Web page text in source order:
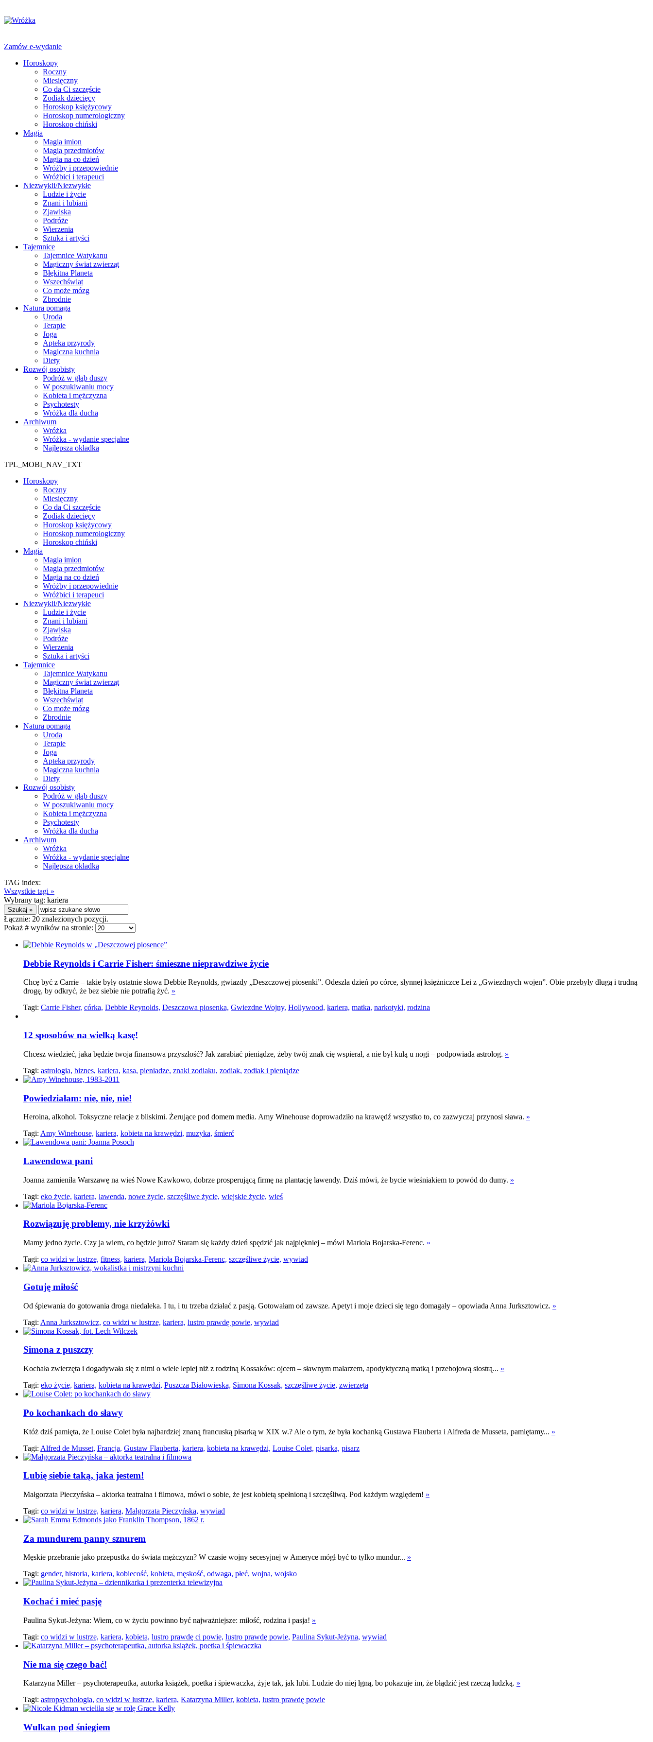
Zamów e-wydanie
Horoskopy
Roczny
Miesięczny
Co da Ci szczęście
Zodiak dziecięcy
Horoskop księżycowy
Horoskop numerologiczny
Horoskop chiński
Magia
Magia imion
Magia przedmiotów
Magia na co dzień
Wróżby i przepowiednie
Wróżbici i terapeuci
Niezwykli/Niezwykłe
Ludzie i życie
Znani i lubiani
Zjawiska
Podróże
Wierzenia
Sztuka i artyści
Tajemnice
Tajemnice Watykanu
Magiczny świat zwierząt
Błękitna Planeta
Wszechświat
Co może mózg
Zbrodnie
Natura pomaga
Uroda
Terapie
Joga
Apteka przyrody
Magiczna kuchnia
Diety
Rozwój osobisty
Podróż w głąb duszy
W poszukiwaniu mocy
Kobieta i mężczyzna
Psychotesty
Wróżka dla ducha
Archiwum
Wróżka
Wróżka - wydanie specjalne
Najlepsza okładka
TPL_MOBI_NAV_TXT
Horoskopy
Roczny
Miesięczny
Co da Ci szczęście
Zodiak dziecięcy
Horoskop księżycowy
Horoskop numerologiczny
Horoskop chiński
Magia
Magia imion
Magia przedmiotów
Magia na co dzień
Wróżby i przepowiednie
Wróżbici i terapeuci
Niezwykli/Niezwykłe
Ludzie i życie
Znani i lubiani
Zjawiska
Podróże
Wierzenia
Sztuka i artyści
Tajemnice
Tajemnice Watykanu
Magiczny świat zwierząt
Błękitna Planeta
Wszechświat
Co może mózg
Zbrodnie
Natura pomaga
Uroda
Terapie
Joga
Apteka przyrody
Magiczna kuchnia
Diety
Rozwój osobisty
Podróż w głąb duszy
W poszukiwaniu mocy
Kobieta i mężczyzna
Psychotesty
Wróżka dla ducha
Archiwum
Wróżka
Wróżka - wydanie specjalne
Najlepsza okładka
TAG index:
Wszystkie tagi »
Wybrany tag: kariera
Łącznie: 20 znalezionych pozycji.
Pokaż # wyników na stronie:
Debbie Reynolds i Carrie Fisher: śmieszne nieprawdziwe życie
Chcę być z Carrie – takie były ostatnie słowa Debbie Reynolds, gwiazdy „Deszczowej piosenki”. Odeszła dzień po córce, słynnej księżniczce Lei z „Gwiezdnych wojen”. Obie przebyły długą i trudną
drogę, by odkryć, że bez siebie nie potrafią żyć. »
Tagi: Carrie Fisher, córka, Debbie Reynolds, Deszczowa piosenka, Gwiezdne Wojny, Hollywood, kariera, matka, narkotyki, rodzina
12 sposobów na wielką kasę!
Chcesz wiedzieć, jaka będzie twoja finansowa przyszłość? Jak zarabiać pieniądze, żeby twój znak cię wspierał, a nie był kulą u nogi – podpowiada astrolog. »
Tagi: astrologia, biznes, kariera, kasa, pieniadze, znaki zodiaku, zodiak, zodiak i pieniądze
Powiedziałam: nie, nie, nie!
Heroina, alkohol. Toksyczne relacje z bliskimi. Żerujące pod domem media. Amy Winehouse doprowadziło na krawędź wszystko to, co zazwyczaj przynosi sława. »
Tagi: Amy Winehouse, kariera, kobieta na krawędzi, muzyka, śmierć
Lawendowa pani
Joanna zamieniła Warszawę na wieś Nowe Kawkowo, dobrze prosperującą firmę na plantację lawendy. Dziś mówi, że bycie wieśniakiem to powód do dumy. »
Tagi: eko życie, kariera, lawenda, nowe życie, szczęśliwe życie, wiejskie życie, wieś
Rozwiązuję problemy, nie krzyżówki
Mamy jedno życie. Czy ja wiem, co będzie jutro? Staram się każdy dzień spędzić jak najpiękniej – mówi Mariola Bojarska-Ferenc. »
Tagi: co widzi w lustrze, fitness, kariera, Mariola Bojarska-Ferenc, szczęśliwe życie, wywiad
Gotuję miłość
Od śpiewania do gotowania droga niedaleka. I tu, i tu trzeba działać z pasją. Gotowałam od zawsze. Apetyt i moje dzieci się tego domagały – opowiada Anna Jurksztowicz. »
Tagi: Anna Jurksztowicz, co widzi w lustrze, kariera, lustro prawdę powie, wywiad
Simona z puszczy
Kochała zwierzęta i dogadywała się z nimi o wiele lepiej niż z rodziną Kossaków: ojcem – sławnym malarzem, apodyktyczną matką i przebojową siostrą... »
Tagi: eko życie, kariera, kobieta na krawędzi, Puszcza Białowieska, Simona Kossak, szczęśliwe życie, zwierzęta
Po kochankach do sławy
Któż dziś pamięta, że Louise Colet była najbardziej znaną francuską pisarką w XIX w.? Ale o tym, ­­że była kochanką Gustawa Flauberta i Alfreda de Musseta, pamiętamy... »
Tagi: Alfred de Musset, Francja, Gustaw Flauberta, kariera, kobieta na krawędzi, Louise Colet, pisarka, pisarz
Lubię siebie taką, jaka jestem!
Małgorzata Pieczyńska – aktorka teatralna i filmowa, mówi o sobie, że jest kobietą spełnioną i szczęśliwą. Pod każdym względem! »
Tagi: co widzi w lustrze, kariera, Małgorzata Pieczyńska, wywiad
Za mundurem panny sznurem
Męskie przebranie jako przepustka do świata mężczyzn? W czasie wojny secesyjnej w Ameryce mógł być to tylko mundur... »
Tagi: gender, historia, kariera, kobiecość, kobieta, męskość, odwaga, płeć, wojna, wojsko
Kochać i mieć pasję
Paulina Sykut-Jeżyna: Wiem, co w życiu powinno być najważniejsze: miłość, rodzina i pasja! »
Tagi: co widzi w lustrze, kariera, kobieta, lustro prawdę ci powie, lustro prawdę powie, Paulina Sykut-Jeżyna, wywiad
Nie ma się czego bać!
Katarzyna Miller – psychoterapeutka, autorka książek, poetka i śpiewaczka, żyje tak, jak lubi. Ludzie do niej lgną, bo pokazuje im, że błądzić jest rzeczą ludzką. »
Tagi: astropsychologia, co widzi w lustrze, kariera, Katarzyna Miller, kobieta, lustro prawdę powie
Wulkan pod śniegiem